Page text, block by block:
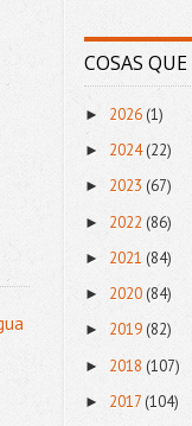
COSAS
► 2026 (1)
► 2024(22)
► 2023 (67)
► 2022 (86)
► 2021 (84)
► 2020(84)
► 2019(82)
► 2018 (107)
► 2017 (104)